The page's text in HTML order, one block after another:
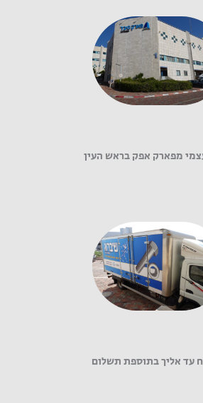
מפארק אפק בראש העין
עד אליך בתוספת תשלום